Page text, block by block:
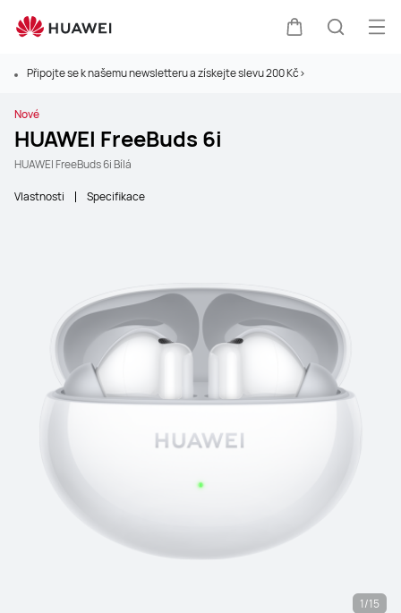
Připojte se k našemu newsletteru a získejte slevu 200 Kč>
Nové
HUAWEI FreeBuds 6i
HUAWEI FreeBuds 6i Bílá
Vlastnosti Specifikace
1/15